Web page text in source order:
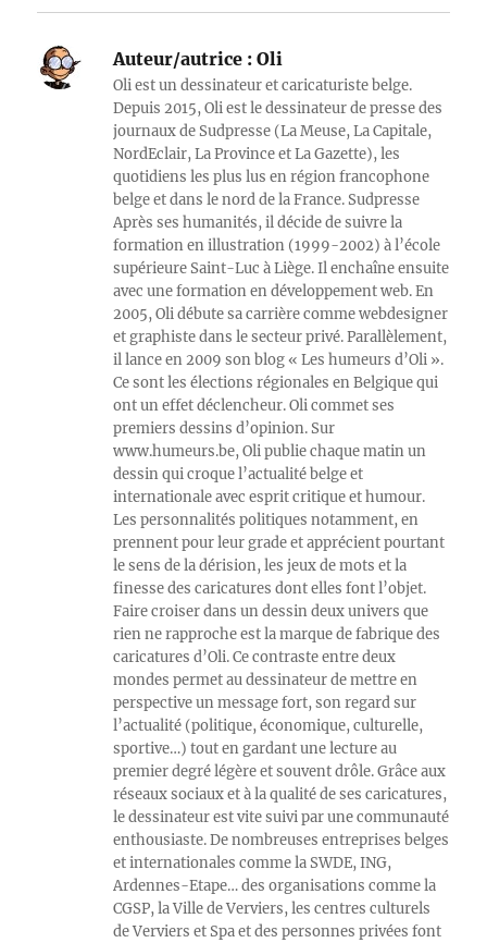
Auteur/autrice : Oli
Oli est un dessinateur et caricaturiste belge.
Depuis 2015, Oli est le dessinateur de presse des
journaux de Sudpresse (La Meuse, La Capitale,
NordEclair, La Province et La Gazette), les
quotidiens les plus lus en région francophone
belge et dans le nord de la France. Sudpresse
Après ses humanités, il décide de suivre la
formation en illustration (1999-2002) à l’école
supérieure Saint-Luc à Liège. Il enchaîne ensuite
avec une formation en développement web. En
2005, Oli débute sa carrière comme webdesigner
et graphiste dans le secteur privé. Parallèlement,
il lance en 2009 son blog « Les humeurs d’Oli ».
Ce sont les élections régionales en Belgique qui
ont un effet déclencheur. Oli commet ses
premiers dessins d’opinion. Sur
www.humeurs.be, Oli publie chaque matin un
dessin qui croque l’actualité belge et
internationale avec esprit critique et humour.
Les personnalités politiques notamment, en
prennent pour leur grade et apprécient pourtant
le sens de la dérision, les jeux de mots et la
finesse des caricatures dont elles font l’objet.
Faire croiser dans un dessin deux univers que
rien ne rapproche est la marque de fabrique des
caricatures d’Oli. Ce contraste entre deux
mondes permet au dessinateur de mettre en
perspective un message fort, son regard sur
l’actualité (politique, économique, culturelle,
sportive…) tout en gardant une lecture au
premier degré légère et souvent drôle. Grâce aux
réseaux sociaux et à la qualité de ses caricatures,
le dessinateur est vite suivi par une communauté
enthousiaste. De nombreuses entreprises belges
et internationales comme la SWDE, ING,
Ardennes-Etape… des organisations comme la
CGSP, la Ville de Verviers, les centres culturels
de Verviers et Spa et des personnes privées font